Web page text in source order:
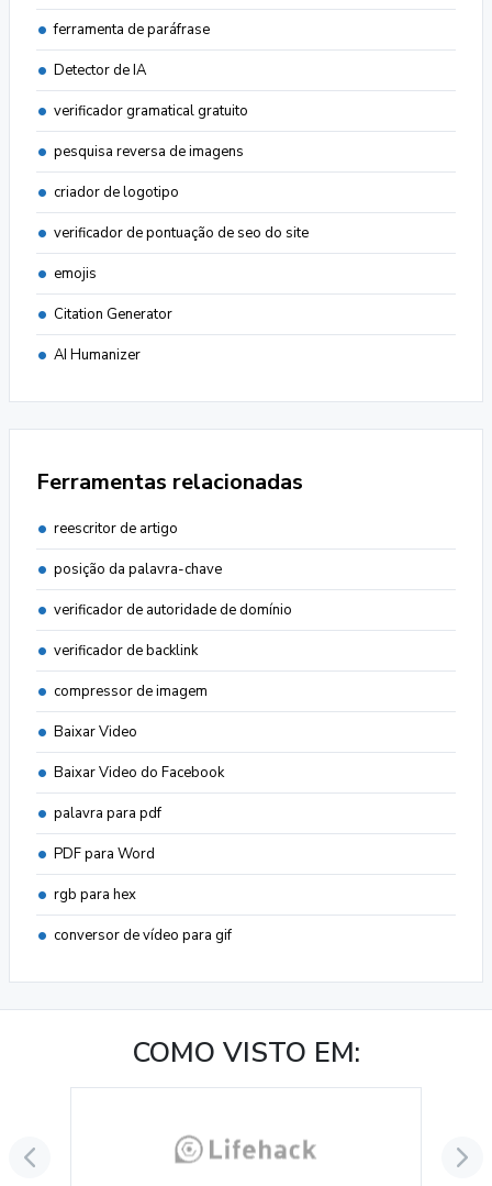
ferramenta de paráfrase
Detector de IA
verificador gramatical gratuito
pesquisa reversa de imagens
criador de logotipo
verificador de pontuação de seo do site
emojis
Citation Generator
AI Humanizer
Ferramentas relacionadas
reescritor de artigo
posição da palavra-chave
verificador de autoridade de domínio
verificador de backlink
compressor de imagem
Baixar Video
Baixar Video do Facebook
palavra para pdf
PDF para Word
rgb para hex
conversor de vídeo para gif
COMO VISTO EM: